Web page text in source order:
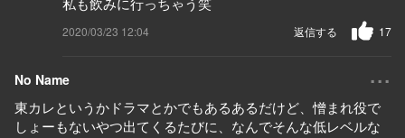
2020/03/23 12:04 17
返信する
No Name ...
東カレというかドラマとかでもあるあるだけど、憎まれ役で
しょーもないやつ出てくるたびに、なんでそんな低レベルな